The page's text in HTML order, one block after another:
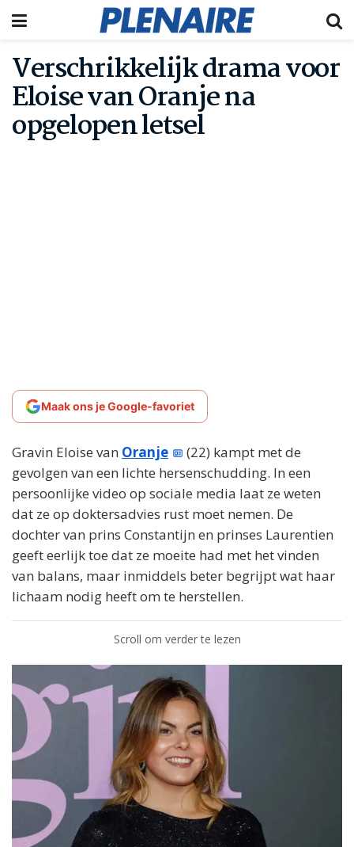
Verschrikkelijk drama voor
Eloise van Oranje na
opgelopen letsel
Maak ons je Google-favoriet
Gravin Eloise van Oranje
(22) kampt met de
gevolgen van een lichte hersenschudding. In een
persoonlijke video op sociale media laat ze weten
dat ze op doktersadvies rust moet nemen. De
dochter van prins Constantijn en prinses Laurentien
geeft eerlijk toe dat ze moeite had met het vinden
van balans, maar inmiddels beter begrijpt wat haar
lichaam nodig heeft om te herstellen.
Scroll om verder te lezen